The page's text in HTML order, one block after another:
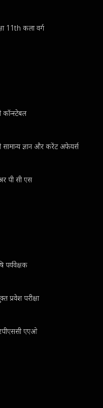
11th कला वर्ग
कॉन्स्टेबल
सामान्य ज्ञान और करेंट अफेयर्स
पी सी एस
पर्यवेक्षक
प्रवेश परीक्षा
एएओ